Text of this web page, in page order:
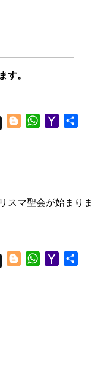
す。
BloggerWhatsApp
Yahoo
スマ聖会が始まりま
BloggerWhatsApp
Yahoo